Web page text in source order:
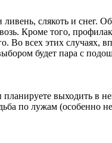
слякоть и снег.
Кроме того,
Во всех этих случаях,
будет пара с
выходить в
по лужам (особенно